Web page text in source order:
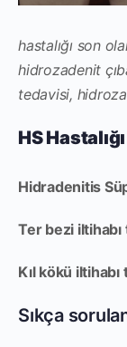
hastalığı son
hidrozadenit
tedavisi,
HS
Hidradenitis
Ter bezi
Kıl kökü
Sıkça